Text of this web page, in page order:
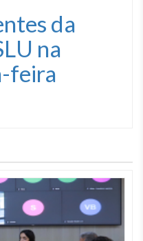
da
na
feira